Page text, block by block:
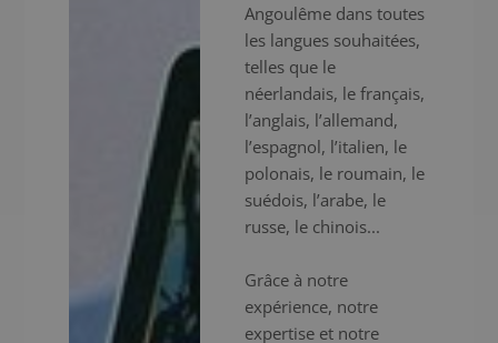
Angoulême dans toutes
les langues souhaitées,
telles que le
néerlandais, le français,
l’anglais, l’allemand,
l’espagnol, l’italien, le
polonais, le roumain, le
suédois, l’arabe, le
russe, le chinois...
Grâce à notre
expérience, notre
expertise et notre